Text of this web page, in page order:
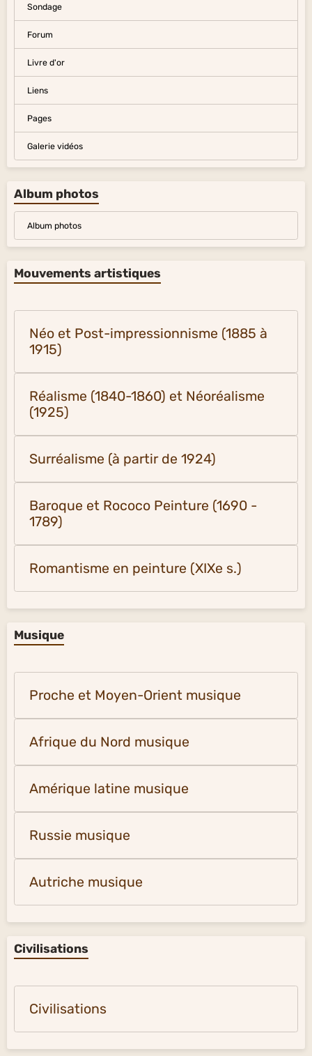
Sondage
Forum
Livre d'or
Liens
Pages
Galerie vidéos
Album photos
Album photos
Mouvements artistiques
Néo et Post-impressionnisme (1885 à
1915)
Réalisme (1840-1860) et Néoréalisme
(1925)
Surréalisme (à partir de 1924)
Baroque et Rococo Peinture (1690 -
1789)
Romantisme en peinture (XIXe s.)
Musique
Proche et Moyen-Orient musique
Afrique du Nord musique
Amérique latine musique
Russie musique
Autriche musique
Civilisations
Civilisations